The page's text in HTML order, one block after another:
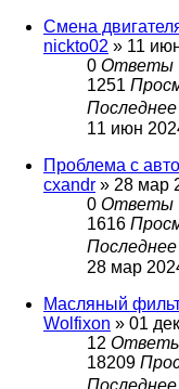
Смена
nickto02 » 11
0 Ответы
1251
11 июн
Проблема с авто
cxandr » 28 мар
0 Ответы
1616
28 мар
Масляный
Wolfixon » 01
12
18209